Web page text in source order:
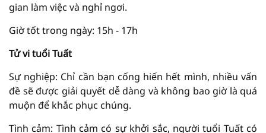
gian làm việc và nghỉ ngơi.
Giờ tốt trong ngày: 15h - 17h
Tử vi tuổi Tuất
Sự nghiệp: Chỉ cần bạn cống hiến hết mình, nhiều vấn
đề sẽ được giải quyết dễ dàng và không bao giờ là quá
muộn để khắc phục chúng.
Tình cảm: Tình cảm có sự khởi sắc, người tuổi Tuất có